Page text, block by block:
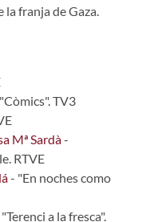
franja de Gaza.
TV3
Mª Sardà-
RTVE
- "En noches como
"Terenci a la fresca".